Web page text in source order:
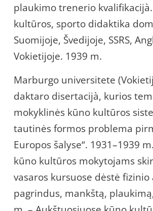
plaukimo trenerio
kultūros, sporto didaktika
Suomijoje, Švedijoje, SSRS,
Vokietijoje. 1939 m.
Marburgo universitete
daktaro disertacijà, kurios
mokyklinės kūno kultūros
tautinės formos problema
Europos šalyse“. 1931–1939
kūno kultūros mokytojams
vasaros kursuose dėstė
pagrindus, mankštą,